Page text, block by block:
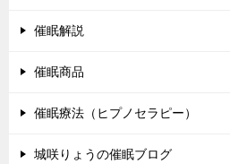
催眠解説
催眠商品
催眠療法（ヒプノセラピー）
城咲りょうの催眠ブログ